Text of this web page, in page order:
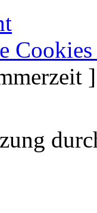
Cookies
]